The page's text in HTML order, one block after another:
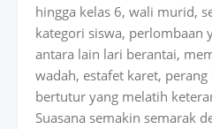
hingga kelas 6, wali murid,
kategori siswa, perlombaan
antara lain lari berantai,
wadah, estafet karet,
bertutur yang melatih
Suasana semakin semarak